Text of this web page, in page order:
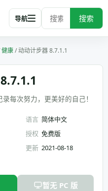
搜索
导航
健康/动动计步器 8.7.1.1
每次努力，更美好的自己！
语言 简体中文
授权 免费版
更新 2021-08-18
暂无 PC 版